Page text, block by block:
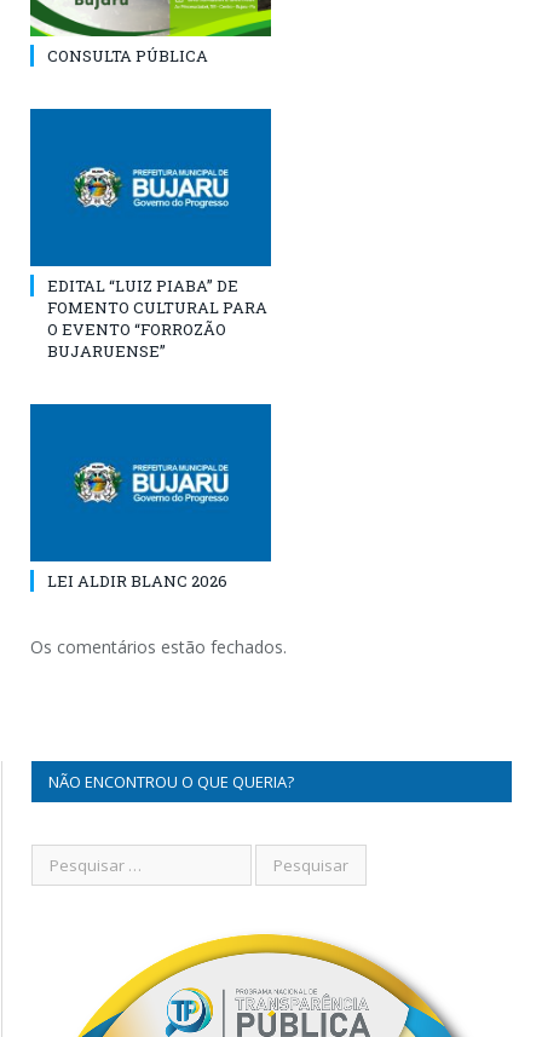
CONSULTA PÚBLICA
EDITAL “LUIZ PIABA” DE
FOMENTO CULTURAL PARA
O EVENTO “FORROZÃO
BUJARUENSE”
LEI ALDIR BLANC 2026
Os comentários estão fechados.
NÃO ENCONTROU O QUE QUERIA?